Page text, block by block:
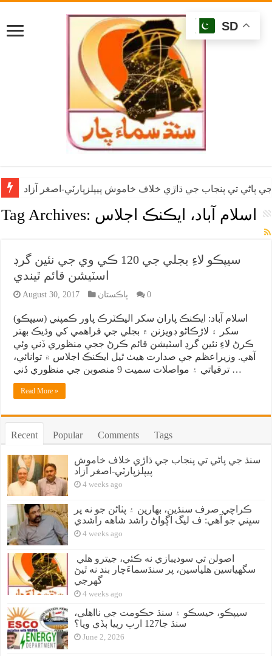
پاڻي تي پنجاب جي ڌاڙي خلاف خاموش پيپلزپارٽي-اصغر آزاد
Tag Archives: اسلام آباد، ايڪنڪ اجلاس
سيپڪو لاءِ بجلي جي 120 ڪي وي جي نئين گرڊ
اسٽيشن قائم ٿيندي
August 30, 2017 پاڪستان 0
اسلام آباد: ايڪنڪ پاران سکر اليڪٽرڪ پاور ڪمپني (سيپڪو)
سکر ۽ لاڙڪاڻو ڊويزنن ۾ بجلي جي فراهمي کي وڌيڪ بهتر
ڪرڻ لاءِ نئين گرڊ اسٽيشن قائم ڪرڻ ججي منظوري ڏني وئي
آهي. وزيراعظم جي صدارت هيٺ ٿيل ايڪنڪ اجلاس ۾ توانائي،
ترقياتي ۽ مواصلات سميت 9 منصوبن جي منظوري ڏني …
Read More »
Recent Popular Comments Tags
سنڌ جي پاڻي تي پنجاب جي ڌاڙي خلاف خاموش
پيپلزپارٽي-اصغر آزاد
4 weeks ago
ڪراچي صرف سنڌين، بهارين ۽ پٺاڻن جو نه پر
سڀني جو آهي: ف ليگ اڳواڻ راشد شاهه راشدي
4 weeks ago
سگهياسين هلياسين، پر سنڌسماءَچار بند نه ٿيڻ
گهرجي
4 weeks ago
سيپڪو، حيسڪو ۽ سنڌ حڪومت جي نااهلي،
سنڌ جا127 ارب رپيا ٻڏي ويا؟
June 2, 2026
SD